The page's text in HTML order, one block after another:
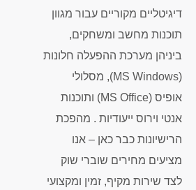
דיגיטליים מקוריים עבור מגוון
תוכנות מחשב ומשחקים,
ביניהן מערכת ההפעלה חלונות
(MS Windows), מסלולי
אופיס (MS Office) ותוכנות
אנטי וירוס ייעודיות . מהפכת
הרישיונות כבר כאן – אנו
מציעים מחירים שוברי שוק
לצד שירות מקיף, זמין ומקצועי